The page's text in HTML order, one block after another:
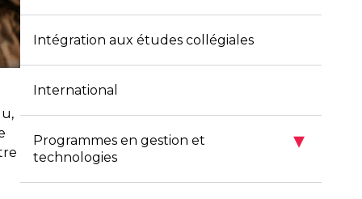
Intégration aux études collégiales
International
Programmes en gestion et
technologies
▾